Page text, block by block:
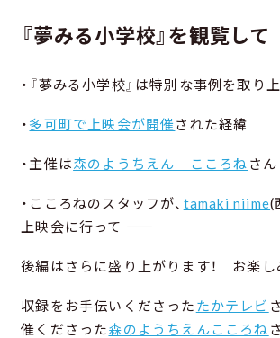
『夢みる小学校』を観覧して
・『夢みる小学校』は特別な事例を取り
・ 多可町で上映会が開催された経緯
・主催は森のようちえん こころね さ
・こころねのスタッフが、 tamaki niime(
上映会に行って ――
後編はさらに盛り上がります！ お楽し
収録をお手伝いくださった たかテレビ
催くださった森のようちえんこころね